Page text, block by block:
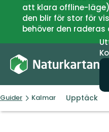
att klara offline-
den blir för stor för
behöver den
Guider Kalmar kommun
Upptäck